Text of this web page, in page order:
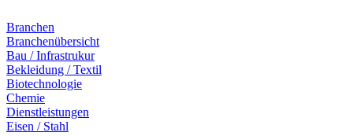
Branchen
Branchenübersicht
Bau / Infrastrukur
Bekleidung / Textil
Biotechnologie
Chemie
Dienstleistungen
Eisen / Stahl